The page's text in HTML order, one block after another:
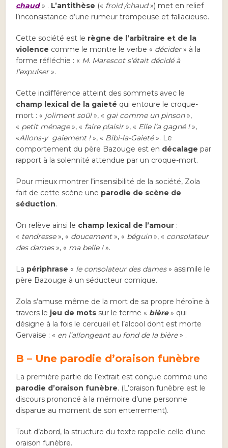
chaud» . L’antithèse (« froid /chaud») met en relief
l’inconsistance d’une rumeur trompeuse et fallacieuse.
Cette société est le règne de l’arbitraire et de la
violence comme le montre le verbe « décider» à la
forme réfléchie : « M. Marescot s’était décidé à
l’expulser».
Cette indifférence atteint des sommets avec le
champ lexical de la gaieté qui entoure le croque-
mort : « joliment soûl», « gai comme un pinson»,
« petit ménage», « faire plaisir», « Elle l’a gagné !»,
«Allons-y gaiement !», « Bibi-la-Gaieté». Le
comportement du père Bazouge est en décalage par
rapport à la solennité attendue par un croque-mort.
Pour mieux montrer l’insensibilité de la société, Zola
fait de cette scène une parodie de scène de
séduction.
On relève ainsi le champ lexical de l’amour :
« tendresse», « doucement», « béguin», « consolateur
des dames», « ma belle !».
La périphrase « le consolateur des dames» assimile le
père Bazouge à un séducteur comique.
Zola s’amuse même de la mort de sa propre héroïne à
travers le jeu de mots sur le terme « bière » qui
désigne à la fois le cercueil et l’alcool dont est morte
Gervaise : « en l’allongeant au fond de la bière» .
B – Une parodie d’oraison funèbre
La première partie de l’extrait est conçue comme une
parodie d’oraison funèbre. (L’oraison funèbre est le
discours prononcé à la mémoire d’une personne
disparue au moment de son enterrement).
Tout d’abord, la structure du texte rappelle celle d’une
oraison funèbre.